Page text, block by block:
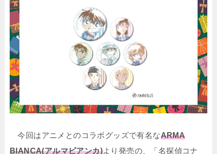
今回はアニメとのコラボグッズで有名なARMA
BIANCA(アルマビアンカ)より発売の、「名探偵コナ